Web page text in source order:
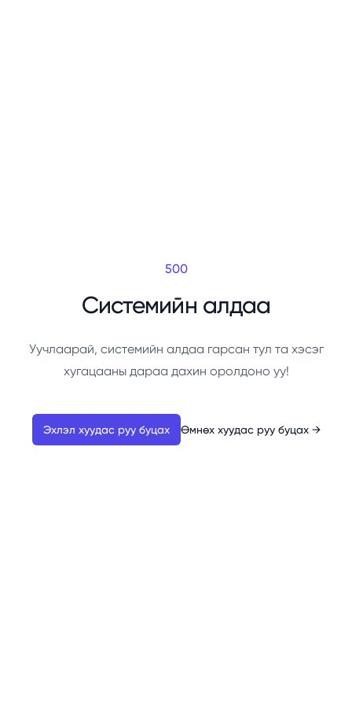
500
Системийн алдаа
Уучлаарай, системийн алдаа гарсан тул та хэсэг
хугацааны дараа дахин оролдоно уу!
Эхлэл хуудас руу буцах Өмнөх хуудас руу буцах →